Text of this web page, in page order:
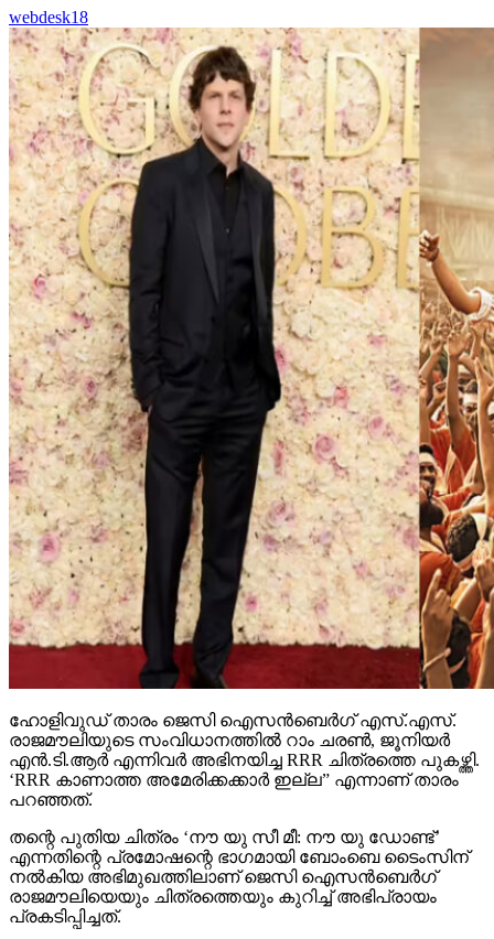
webdesk18
ഹോളിവുഡ് താരം ജെസി ഐസന്‍ബെര്‍ഗ് എസ്.എസ്.
രാജമൗലിയുടെ സംവിധാനത്തില്‍ റാം ചരണ്‍, ജൂനിയര്‍
എന്‍.ടി.ആര്‍ എന്നിവര്‍ അഭിനയിച്ച RRR ചിത്രത്തെ പുകഴ്ത്തി.
‘RRR കാണാത്ത അമേരിക്കക്കാര്‍ ഇല്ല” എന്നാണ് താരം
പറഞ്ഞത്.
തന്റെ പുതിയ ചിത്രം ‘നൗ യു സീ മീ: നൗ യു ഡോണ്ട്’
എന്നതിന്റെ പ്രമോഷന്റെ ഭാഗമായി ബോംബെ ടൈംസിന്
നല്‍കിയ അഭിമുഖത്തിലാണ് ജെസി ഐസന്‍ബെര്‍ഗ്
രാജമൗലിയെയും ചിത്രത്തെയും കുറിച്ച് അഭിപ്രായം
പ്രകടിപ്പിച്ചത്.